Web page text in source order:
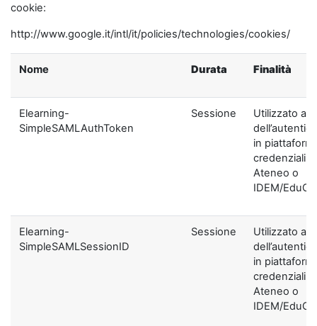
cookie:
http://www.google.it/intl/it/policies/technologies/cookies/
Nome Durata Finalità
Elearning-
SimpleSAMLAuthToken
Sessione
Utilizzato ai
in
credenziali di
Ateneo o
IDEM/
Elearning-
SimpleSAMLSessionID
Sessione
Utilizzato ai
in
credenziali di
Ateneo o
IDEM/